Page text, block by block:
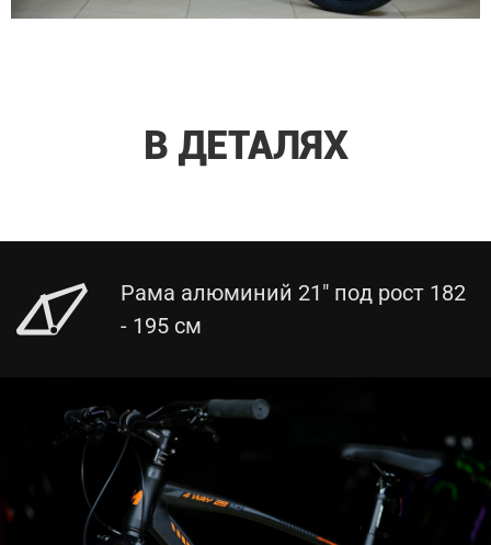
В ДЕТАЛЯХ
Рама алюминий 21" под рост 182
- 195 см